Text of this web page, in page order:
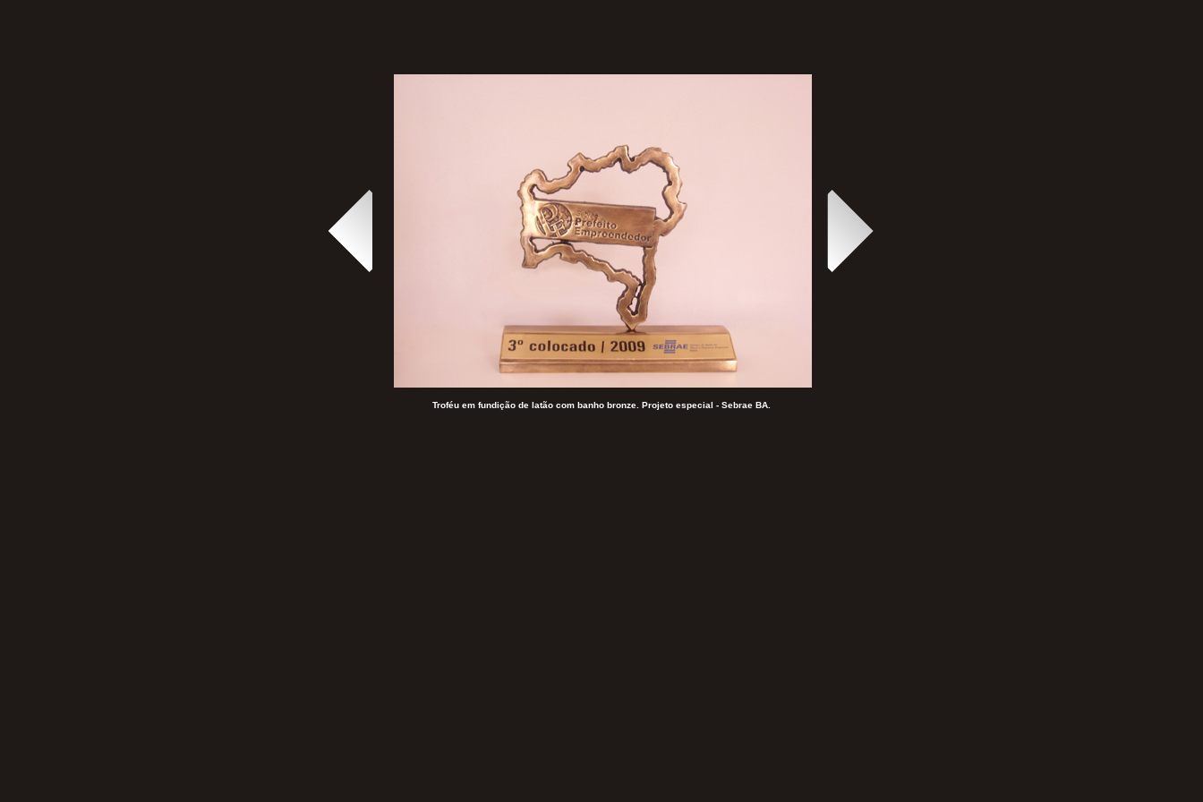
Troféu em fundição de latão com banho bronze. Projeto especial - Sebrae BA.